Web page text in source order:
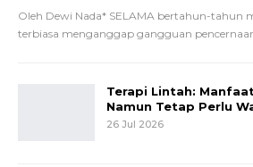
Oleh Dewi Nada* SELAMA bertahun-tahun
terbiasa menganggap gangguan
Terapi Lintah:
Namun Tetap Perlu
26 Jul 2026